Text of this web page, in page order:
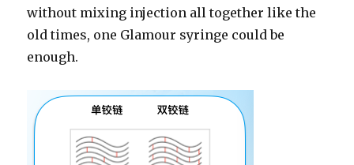
without mixing injection all together like the
old times, one Glamour syringe could be
enough.